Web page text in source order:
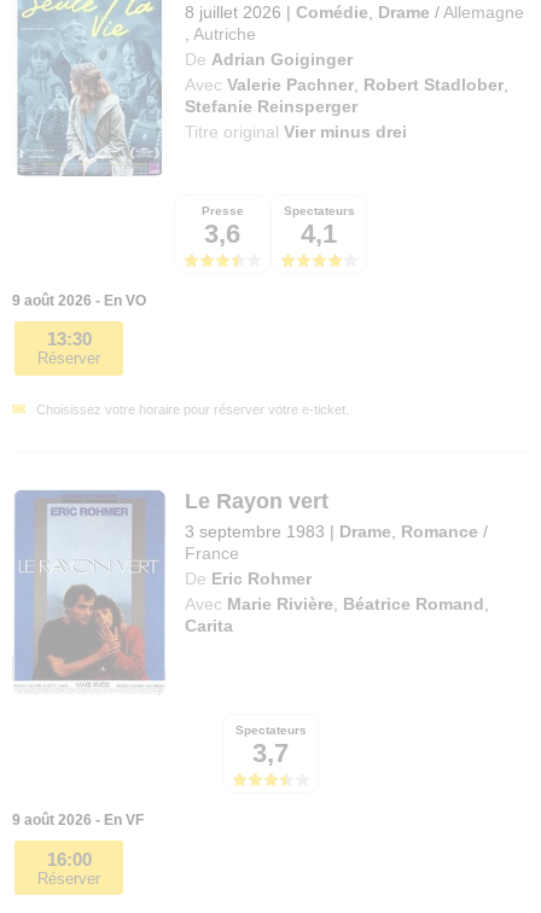
8 juillet 2026 | Comédie Drame / Allemagne
,Autriche
De Adrian Goiginger
Avec Valerie Pachner Robert Stadlober
Stefanie Reinsperger
Titre originalVier minus drei
Presse
3,6
Spectateurs
4,1
9 août 2026 - En VO
13:30
Réserver
Choisissez votre horaire pour réserver votre e-ticket.
Le Rayon vert
3 septembre 1983 | Drame Romance /
France
De Eric Rohmer
Avec Marie Rivière Béatrice Romand
Carita
Spectateurs
3,7
9 août 2026 - En VF
16:00
Réserver